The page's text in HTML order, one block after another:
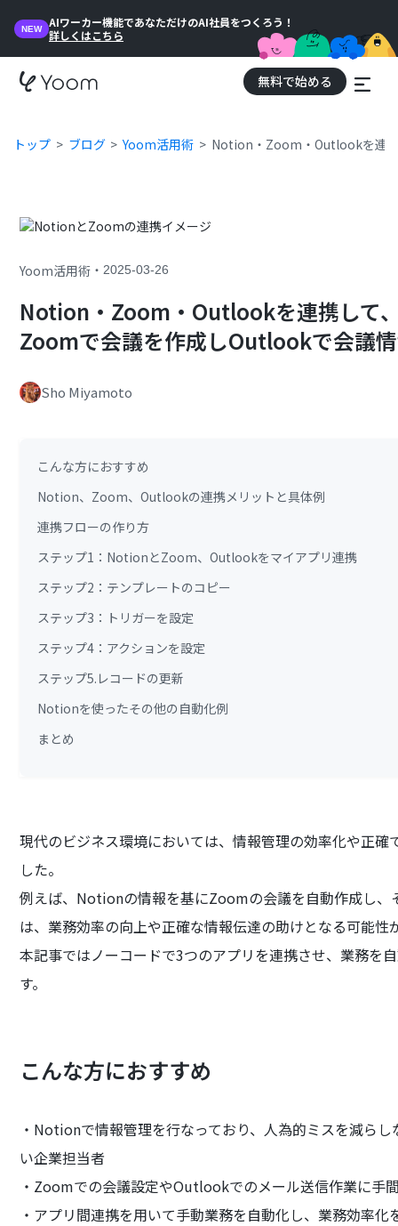
NEW
AIワーカー機能であなただけのAI社員をつくろう！
詳しくはこちら
無料で始める
トップ ブログ Yoom活用術 Notion・Zoom・Outlookを連
Yoom活用術 ・2025-03-26
Notion・Zoom・Outlookを連携して
Zoomで会議を作成しOutlookで会議
Sho Miyamoto
こんな方におすすめ
Notion、Zoom、Outlookの連携メリットと具体例
連携フローの作り方
ステップ1：NotionとZoom、Outlookをマイアプリ連携
ステップ2：テンプレートのコピー
ステップ3：トリガーを設定
ステップ4：アクションを設定
ステップ5.レコードの更新
Notionを使ったその他の自動化例
まとめ
現代のビジネス環境においては、情報管理の効率化や正
した。
例えば、Notionの情報を基にZoomの会議を自動作成し
は、業務効率の向上や正確な情報伝達の助けとなる可能性
本記事ではノーコードで3つのアプリを連携させ、業務を
す。
こんな方におすすめ
・Notionで情報管理を行なっており、人為的ミスを減ら
い企業担当者
・Zoomでの会議設定やOutlookでのメール送信作業に手
・アプリ間連携を用いて手動業務を自動化し、業務効率